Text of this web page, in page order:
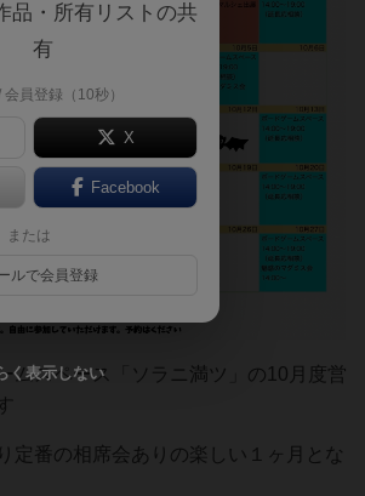
ムスペース「ソラニ満ツ」の10月度営
定番の相席会ありの楽しい１ヶ月とな
品・所有リストの共
有
会員登録（10秒）
X
Facebook
または
ルで会員登録
く表示しない